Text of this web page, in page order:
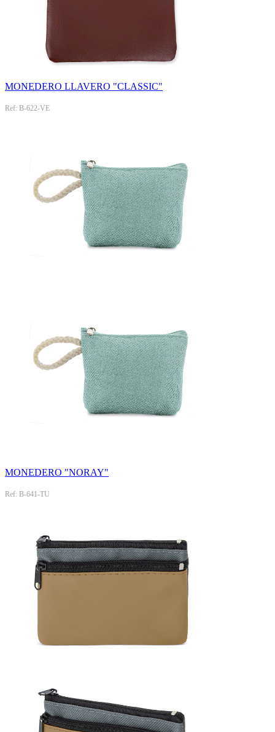
MONEDERO LLAVERO "CLASSIC"
Ref: B-622-VE
MONEDERO "NORAY"
Ref: B-641-TU